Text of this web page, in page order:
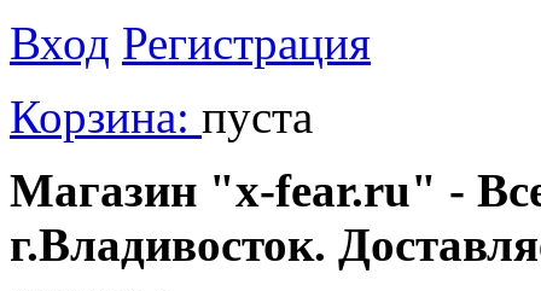
Вход Регистрация
Корзина: пуста
Магазин "x-fear.ru" -
г.Владивосток.